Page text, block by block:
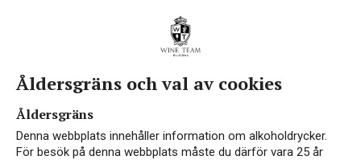
Åldersgräns och val av cookies
Åldersgräns
Denna webbplats innehåller information om alkoholdrycker.
För besök på denna webbplats måste du därför vara 25 år